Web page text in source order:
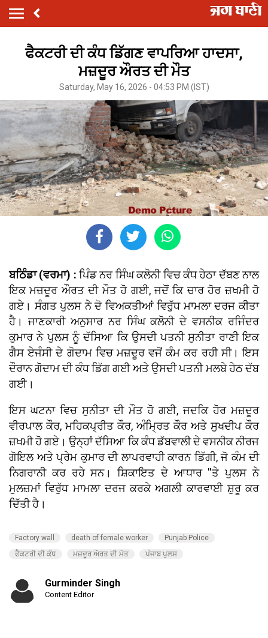
ਫੈਕਟਰੀ ਦੀ ਕੰਧ ਡਿੱਗਣ ਵਾਪਰਿਆ ਹਾਦਸਾ,
ਮਜ਼ਦੂਰ ਔਰਤ ਦੀ ਮੌਤ
Saturday, May 16, 2026 - 04:53 PM (IST)
ਬਠਿੰਡਾ (ਵਰਮਾ) : ਪਿੰਡ ਨਰ ਸਿੰਘ ਕਲੋਨੀ ਵਿਚ ਕੰਧ ਹੇਠਾ ਦੱਬਣ ਨਾਲ
ਇਕ ਮਜ਼ਦੂਰ ਔਰਤ ਦੀ ਮੌਤ ਹੋ ਗਈ, ਜਦੋਂ ਕਿ ਚਾਰ ਹੋਰ ਜ਼ਖਮੀ ਹੋ
ਗਏ। ਸੰਗਤ ਪੁਲਸ ਨੇ ਦੋ ਵਿਅਕਤੀਆਂ ਵਿਰੁੱਧ ਮਾਮਲਾ ਦਰਜ ਕੀਤਾ
ਹੈ। ਜਾਣਕਾਰੀ ਅਨੁਸਾਰ ਨਰ ਸਿੰਘ ਕਲੋਨੀ ਦੇ ਵਸਨੀਕ ਰਜਿੰਦਰ
ਕੁਮਾਰ ਨੇ ਪੁਲਸ ਨੂੰ ਦੱਸਿਆ ਕਿ ਉਸਦੀ ਪਤਨੀ ਸੁਨੀਤਾ ਰਾਣੀ ਇਕ
ਗੈਸ ਏਜੰਸੀ ਦੇ ਗੋਦਾਮ ਵਿਚ ਮਜ਼ਦੂਰ ਵਜੋਂ ਕੰਮ ਕਰ ਰਹੀ ਸੀ। ਇਸ
ਦੌਰਾਨ ਗੋਦਾਮ ਦੀ ਕੰਧ ਡਿੱਗ ਗਈ ਅਤੇ ਉਸਦੀ ਪਤਨੀ ਮਲਬੇ ਹੇਠ ਦੱਬ
ਗਈ।
ਇਸ ਘਟਨਾ ਵਿਚ ਸੁਨੀਤਾ ਦੀ ਮੌਤ ਹੋ ਗਈ, ਜਦਕਿ ਹੋਰ ਮਜ਼ਦੂਰ
ਵੀਰਪਾਲ ਕੌਰ, ਮਹਿਕਪ੍ਰੀਤ ਕੌਰ, ਅੰਮ੍ਰਿਤ ਕੌਰ ਅਤੇ ਸੁਖਦੀਪ ਕੌਰ
ਜ਼ਖਮੀ ਹੋ ਗਏ। ਉਨ੍ਹਾਂ ਦੱਸਿਆ ਕਿ ਕੰਧ ਡੱਬਵਾਲੀ ਦੇ ਵਸਨੀਕ ਨੀਰਜ
ਗੋਇਲ ਅਤੇ ਪ੍ਰੇਮ ਕੁਮਾਰ ਦੀ ਲਾਪਰਵਾਹੀ ਕਾਰਨ ਡਿੱਗੀ, ਜੋ ਕੰਮ ਦੀ
ਨਿਗਰਾਨੀ ਕਰ ਰਹੇ ਸਨ। ਸ਼ਿਕਾਇਤ ਦੇ ਆਧਾਰ ''ਤੇ ਪੁਲਸ ਨੇ
ਮੁਲਜ਼ਮਾਂ ਵਿਰੁੱਧ ਮਾਮਲਾ ਦਰਜ ਕਰਕੇ ਅਗਲੀ ਕਾਰਵਾਈ ਸ਼ੁਰੂ ਕਰ
ਦਿੱਤੀ ਹੈ।
Factory wall death of female worker
Punjab Police
ਫੈਕਟਰੀ ਦੀ ਕੰਧ
ਮਜ਼ਦੂਰ ਔਰਤ ਦੀ ਮੌਤ ਪੰਜਾਬ ਪੁਲਸ
Gurminder Singh
Content Editor